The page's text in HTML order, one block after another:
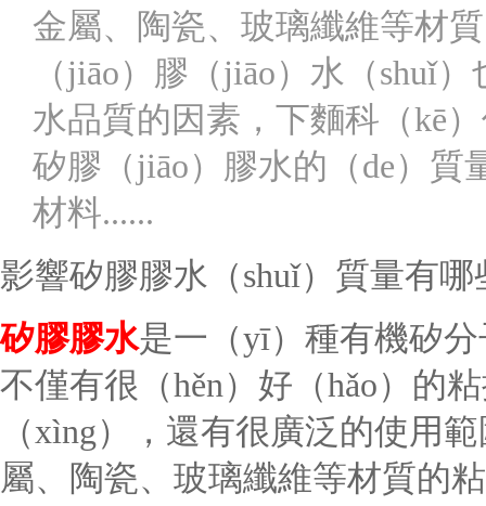
金屬、陶瓷、玻璃纖維等材
（jiāo）膠（jiāo）水（shuǐ
水品質的因素，下麵科（kē
矽膠（jiāo）膠水的（de）
材料......
影響矽膠膠水（shuǐ）質量有哪
矽膠膠水是一（yī）種有機矽
不僅有很（hěn）好（hǎo）的
（xìng），還有很廣泛的使用
屬、陶瓷、玻璃纖維等材質的